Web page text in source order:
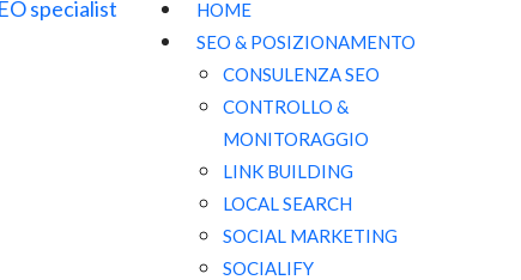
HOME
SEO & POSIZIONAMENTO
CONSULENZA SEO
CONTROLLO &
MONITORAGGIO
LINK BUILDING
LOCAL SEARCH
SOCIAL MARKETING
SOCIALIFY